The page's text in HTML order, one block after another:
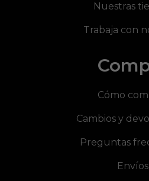
Nuestras
Trabaja con
Cómo
Cambios y
Preguntas
Envíos